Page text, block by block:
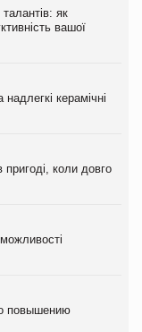
як
вашої
керамічні
пригоді, коли довго
повышению